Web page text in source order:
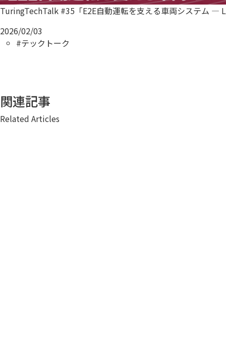
TuringTechTalk #35「E2E自動運転を支える車両システム —
2026/02/03
#テックトーク
関連記事
Related Articles